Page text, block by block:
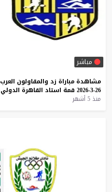
مباشر
مشاهدة مباراة زد والمقاولون العرب
26-3-2026
قمة استاد القاهرة الدولي
منذ 5 أشهر